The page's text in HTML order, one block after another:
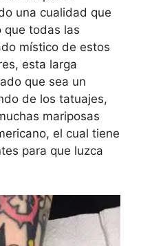
una cualidad que
que todas las
místico de estos
esta larga
que sea un
de los tatuajes,
mariposas
el cual tiene
para que luzca